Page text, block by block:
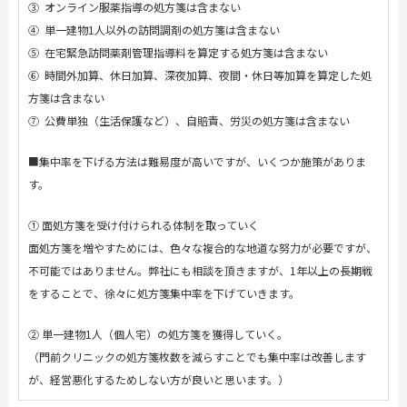
③ オンライン服薬指導の処方箋は含まない
④ 単一建物1 人以外の訪問調剤の処方箋は含まない
⑤ 在宅緊急訪問薬剤管理指導料を算定する処方箋は含まない
⑥ 時間外加算、休日加算、深夜加算、夜間・休日等加算を算定した処
方箋は含まない
⑦ 公費単独（生活保護など）、自賠責、労災の処方箋は含まない
■集中率を下げる方法は難易度が高いですが、いくつか施策がありま
す。
① 面処方箋を受け付けられる体制を取っていく
面処方箋を増やすためには、色々な複合的な地道な努力が必要ですが、
不可能ではありません。弊社にも相談を頂きますが、 1 年以上の長期戦
をすることで、徐々に処方箋集中率を下げていきます。
② 単一建物1 人（個人宅）の処方箋を獲得していく。
（門前クリニックの処方箋枚数を減らすことでも集中率は改善します
が、経営悪化するためしない方が良いと思います。）